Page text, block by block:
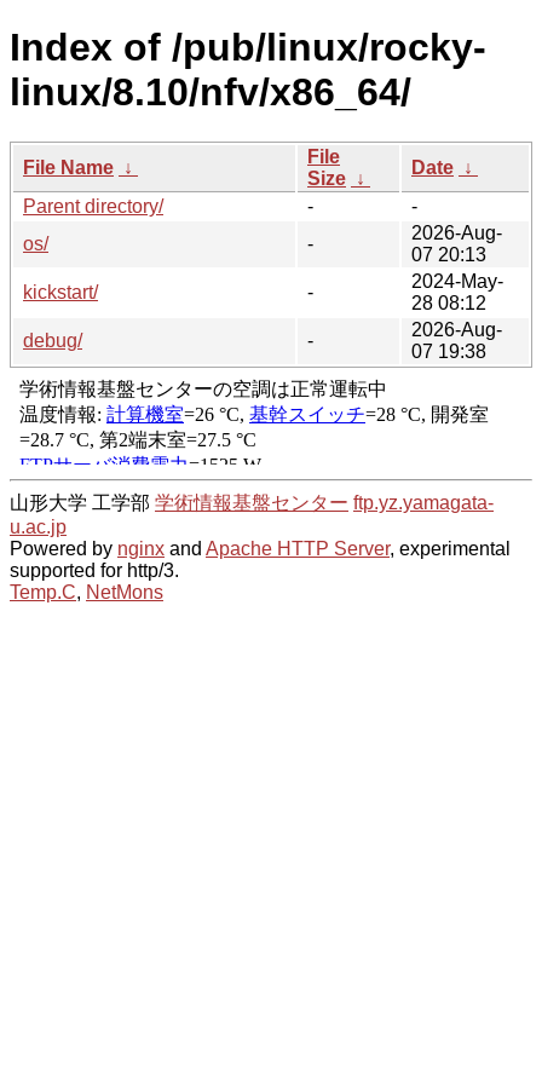
Index of /pub/linux/rocky-
linux/8.10/nfv/x86_64/
File Name ↓
File
Size ↓
Date ↓
Parent directory/
-
-
os/
-
2026-Aug-
07 20:13
kickstart/
-
2024-May-
28 08:12
debug/
-
2026-Aug-
07 19:38
山形大学 工学部 学術情報基盤センター ftp.yz.yamagata-
u.ac.jp
Powered by nginx and Apache HTTP Server, experimental
supported for http/3.
Temp.C, NetMons